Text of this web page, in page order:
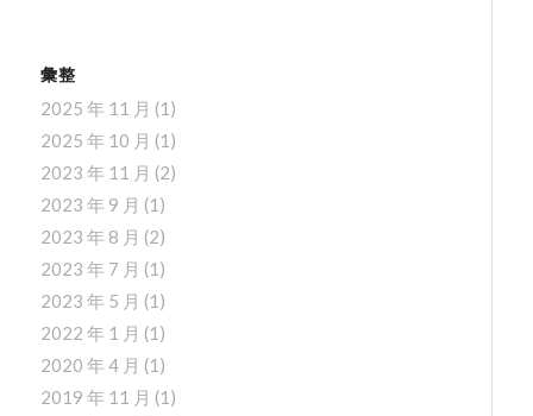
彙整
2025 年 11 月 (1)
2025 年 10 月 (1)
2023 年 11 月 (2)
2023 年 9 月 (1)
2023 年 8 月 (2)
2023 年 7 月 (1)
2023 年 5 月 (1)
2022 年 1 月 (1)
2020 年 4 月 (1)
2019 年 11 月 (1)